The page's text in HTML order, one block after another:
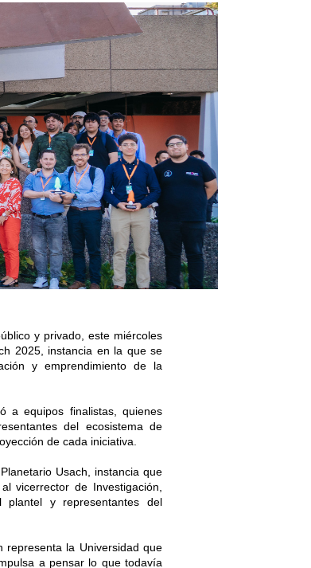
y privado, este miércoles
2025, instancia en la que se
y emprendimiento de la
a equipos finalistas, quienes
del ecosistema de
de cada iniciativa.
Usach, instancia que
vicerrector de Investigación,
plantel y representantes del
representa la Universidad que
a pensar lo que todavía